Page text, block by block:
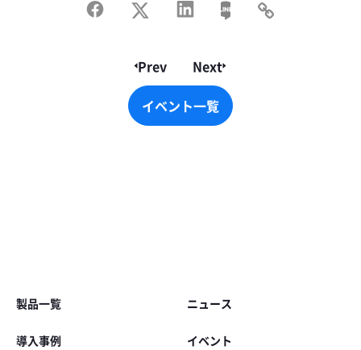
Prev
イベント一覧
イベント一覧
Next
製品一覧
導入事例
ニュース
イベント